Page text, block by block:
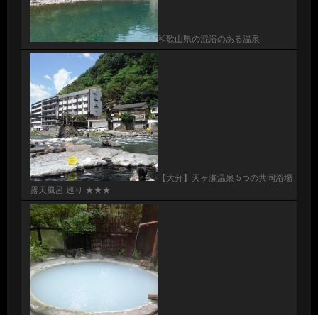
和歌山県の混浴のある温泉
【大分】天ヶ瀬温泉 5つの共同浴場
露天風呂 巡り ★★★